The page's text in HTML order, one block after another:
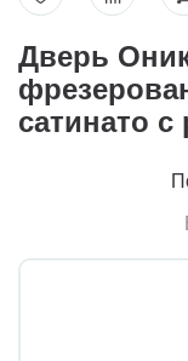
Дверь
сатинато с